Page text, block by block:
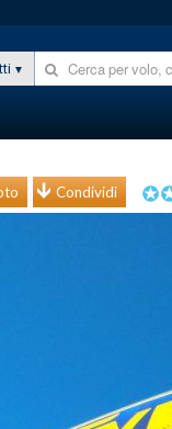
Condividi